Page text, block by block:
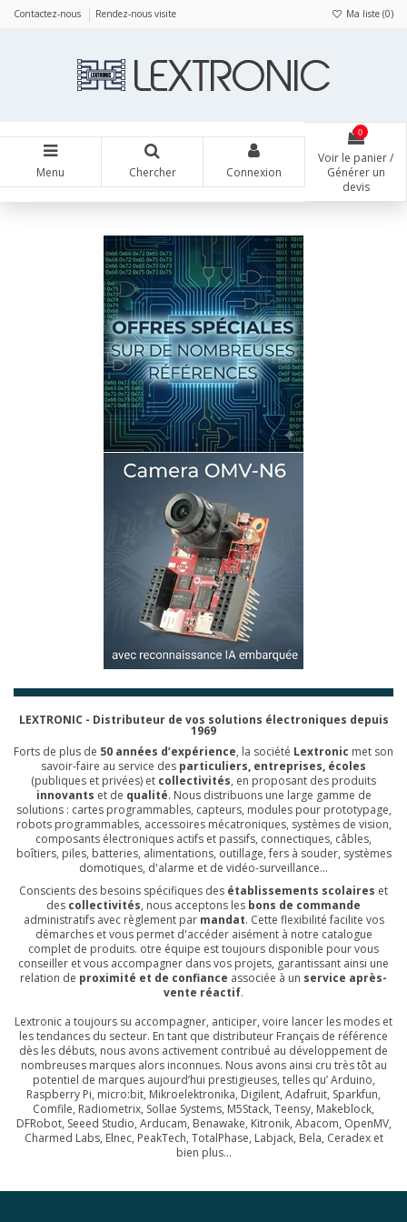
Contactez-nous Rendez-nous visite Ma liste (0)
Menu Chercher Connexion
0
Voir le panier /
Générer un
devis
LEXTRONIC - Distributeur de vos solutions électroniques depuis
1969
Forts de plus de 50 années d’expérience, la société Lextronic met son
savoir-faire au service des particuliers, entreprises, écoles
(publiques et privées) et collectivités, en proposant des produits
innovants et de qualité. Nous distribuons une large gamme de
solutions : cartes programmables, capteurs, modules pour prototypage,
robots programmables, accessoires mécatroniques, systèmes de vision,
composants électroniques actifs et passifs, connectiques, câbles,
boîtiers, piles, batteries, alimentations, outillage, fers à souder, systèmes
domotiques, d'alarme et de vidéo-surveillance...
Conscients des besoins spécifiques des établissements scolaires et
des collectivités, nous acceptons les bons de commande
administratifs avec règlement par mandat. Cette flexibilité facilite vos
démarches et vous permet d'accéder aisément à notre catalogue
complet de produits. otre équipe est toujours disponible pour vous
conseiller et vous accompagner dans vos projets, garantissant ainsi une
relation de proximité et de confiance associée à un service après-
vente réactif.
Lextronic a toujours su accompagner, anticiper, voire lancer les modes et
les tendances du secteur. En tant que distributeur Français de référence
dès les débuts, nous avons activement contribué au développement de
nombreuses marques alors inconnues. Nous avons ainsi cru très tôt au
potentiel de marques aujourd’hui prestigieuses, telles qu’Arduino,
Raspberry Pi, micro:bit, Mikroelektronika, Digilent, Adafruit, Sparkfun,
Comfile, Radiometrix, Sollae Systems, M5Stack, Teensy, Makeblock,
DFRobot, Seeed Studio, Arducam, Benawake, Kitronik, Abacom, OpenMV,
Charmed Labs, Elnec, PeakTech, TotalPhase, Labjack, Bela, Ceradexet
bien plus...
Panneau de gestion des cookies